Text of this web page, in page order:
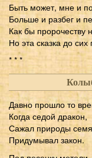
Быть может, мне и
Больше и разбег и
Как бы пророчеству
Но эта сказка до
* * *
Давно прошло то
Когда седой дракон,
Сажал природы семя
Придумывал закон.